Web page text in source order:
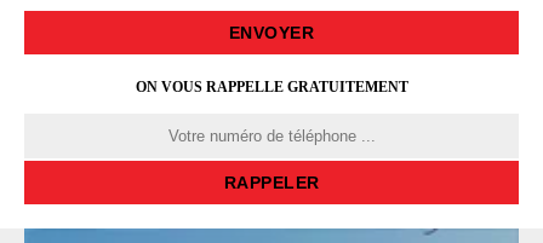
ON VOUS RAPPELLE GRATUITEMENT